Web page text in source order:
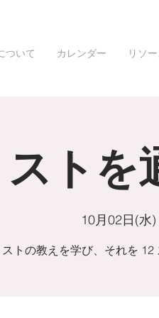
ついて カレンダー リソー
トを
10月02日(水)
トの教えを学び、それを